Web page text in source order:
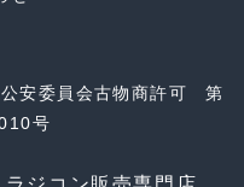
安委員会古物商許可 第
号